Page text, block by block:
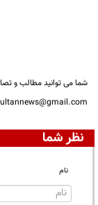
شما می توانید مطالب و
نظر شما
نام